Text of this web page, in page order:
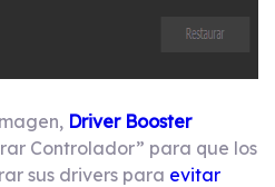
Driver Booster
Controlador” para que los
sus drivers para evitar